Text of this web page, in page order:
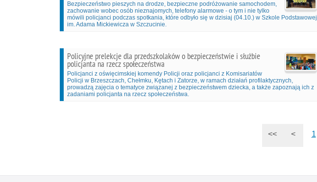
Bezpieczeństwo pieszych na drodze, bezpieczne podróżowanie samochodem,
zachowanie wobec osób nieznajomych, telefony alarmowe - o tym i nie tylko
mówili policjanci podczas spotkania, które odbyło się w dzisiaj (04.10.) w Szkole Podstawowej
im. Adama Mickiewicza w Szczucinie.
Policyjne prelekcje dla przedszkolaków o bezpieczeństwie i służbie
policjanta na rzecz społeczeństwa
Policjanci z oświęcimskiej komendy Policji oraz policjanci z Komisariatów
Policji w Brzeszczach, Chełmku, Kętach i Zatorze, w ramach działań profilaktycznych,
prowadzą zajęcia o tematyce związanej z bezpieczeństwem dziecka, a także zapoznają ich z
zadaniami policjanta na rzecz społeczeństwa.
<< < 1